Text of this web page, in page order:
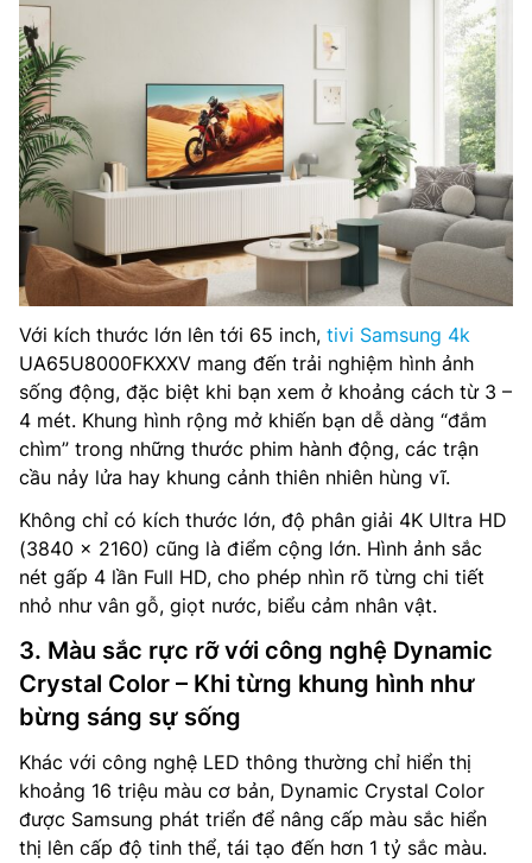
Với kích thước lớn lên tới 65 inch, tivi Samsung 4k
UA65U8000FKXXV mang đến trải nghiệm hình ảnh
sống động, đặc biệt khi bạn xem ở khoảng cách từ 3 –
4 mét. Khung hình rộng mở khiến bạn dễ dàng “đắm
chìm” trong những thước phim hành động, các trận
cầu nảy lửa hay khung cảnh thiên nhiên hùng vĩ.
Không chỉ có kích thước lớn, độ phân giải 4K Ultra HD
(3840 x 2160) cũng là điểm cộng lớn. Hình ảnh sắc
nét gấp 4 lần Full HD, cho phép nhìn rõ từng chi tiết
nhỏ như vân gỗ, giọt nước, biểu cảm nhân vật.
3. Màu sắc rực rỡ với công nghệ Dynamic
Crystal Color – Khi từng khung hình như
bừng sáng sự sống
Khác với công nghệ LED thông thường chỉ hiển thị
khoảng 16 triệu màu cơ bản, Dynamic Crystal Color
được Samsung phát triển để nâng cấp màu sắc hiển
thị lên cấp độ tinh thể, tái tạo đến hơn 1 tỷ sắc màu.